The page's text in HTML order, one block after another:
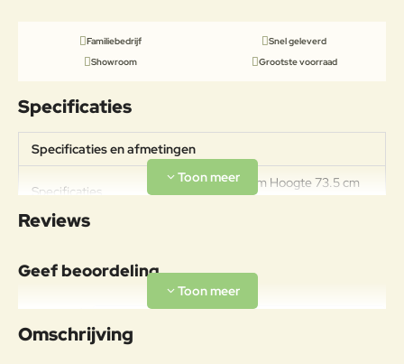
Familiebedrijf
Snel geleverd
Showroom
Grootste voorraad
Specificaties
Specificaties en afmetingen
Specificaties
Breedte 332 cm Hoogte 73.5 cm
Teak
te behouden en het fijne teakhout
te behouden, raden wij aan om
Reviews
Geef beoordeling
Uw naam:
Omschrijving